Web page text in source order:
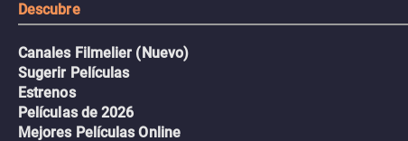
Descubre
Canales Filmelier (Nuevo)
Sugerir Películas
Estrenos
Películas de 2026
Mejores Películas Online